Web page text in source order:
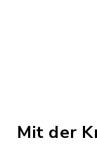
Mit der